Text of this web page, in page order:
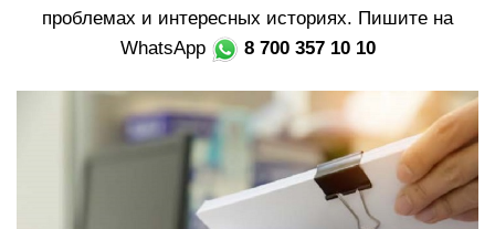
в
и
г
а
ц
проблемах и интересных историях. Пишите на
WhatsApp
8 700 357 10 10